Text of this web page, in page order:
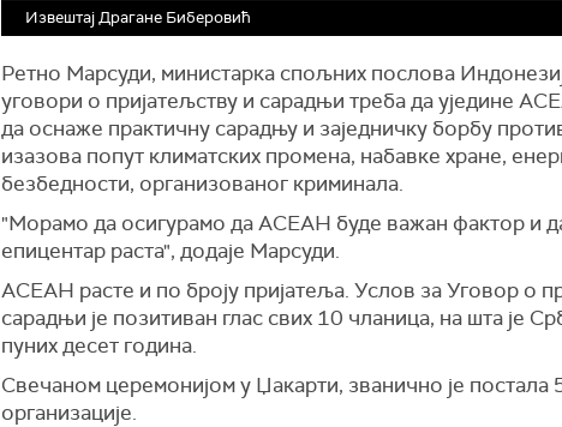
Извештај Драгане Биберовић
Ретно Марсуди, министарка спољних послова
уговори о пријатељству и сарадњи треба да уједине
да оснаже практичну сарадњу и заједничку борбу
изазова попут климатских промена, набавке хране,
безбедности, организованог криминала.
"Морамо да осигурамо да АСЕАН буде важан фактор и
епицентар раста", додаје Марсуди.
АСЕАН расте и по броју пријатеља. Услов за Уговор о
сарадњи је позитиван глас свих 10 чланица, на шта је
пуних десет година.
Свечаном церемонијом у Џакарти, званично је постала
организације.